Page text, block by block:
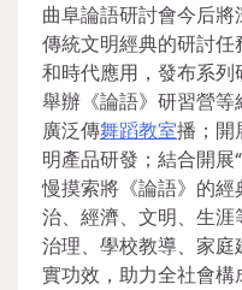
曲阜論語研討會今后
傳統文明經典的研討
和時代應用，發布系列
舉辦《論語》研習營
廣泛傳舞蹈教室播；開
明產品研發；結合開展
慢摸索將《論語》的
治、經濟、文明、生涯
治理、學校教導、家
實功效，助力全社會構